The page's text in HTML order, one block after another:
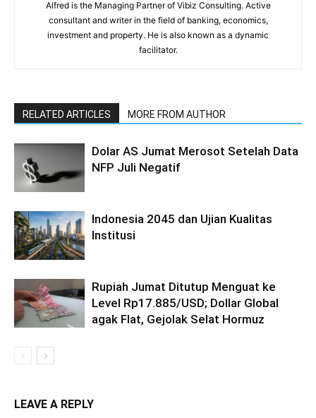
Alfred is the Managing Partner of Vibiz Consulting. Active
consultant and writer in the field of banking, economics,
investment and property. He is also known as a dynamic
facilitator.
RELATED ARTICLES MORE FROM AUTHOR
Dolar AS Jumat Merosot Setelah Data
NFP Juli Negatif
Indonesia 2045 dan Ujian Kualitas
Institusi
Rupiah Jumat Ditutup Menguat ke
Level Rp17.885/USD; Dollar Global
agak Flat, Gejolak Selat Hormuz
LEAVE A REPLY